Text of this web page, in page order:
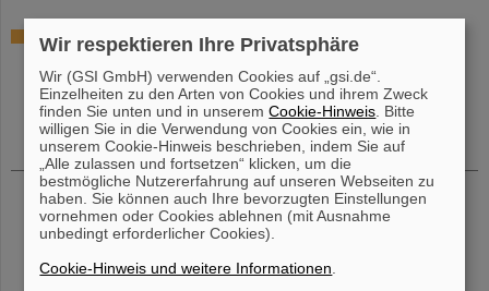
Wissenschaftliche Sitzungen/Seminare bei GSI
11.11. 13:15 Uhr, AP-Seminare
AP-Seminare, 2020-11-11 13:15:00 Uhr
384 670 6358, Zoom
ONLINE ONLY
Effect of Electron Screening on the α Decay
12.11. 16:00 Uhr, Accelerator Seminar
Accelerator Seminar, 2020-11-12 16:00:00 Uhr
KBW Hörsaal & Zoom
Simulations on operation of the new UNILAC post-stripper with
beyond 90
Wir respektieren Ihre Privatsphäre
Wir (GSI GmbH) verwenden Cookies auf „gsi.de“.
Einzelheiten zu den Arten von Cookies und ihrem Zweck
finden Sie unten und in unseremCookie-Hinweis . Bitte
willigen Sie in die Verwendung von Cookies ein, wie in
unserem Cookie-Hinweis beschrieben, indem Sie auf
„Alle zulassen und fortsetzen“ klicken, um die
bestmögliche Nutzererfahrung auf unseren Webseiten zu
haben. Sie können auch Ihre bevorzugten Einstellungen
vornehmen oder Cookies ablehnen (mit Ausnahme
unbedingt erforderlicher Cookies).
Cookie-Hinweis und weitere Informationen